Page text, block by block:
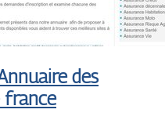
des
france